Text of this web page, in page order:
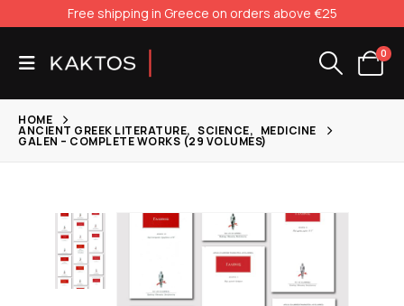
Free shipping in Greece on orders above €25
0
HOME
ANCIENT GREEK LITERATURE, SCIENCE, MEDICINE
GALEN – COMPLETE WORKS (29 VOLUMES)